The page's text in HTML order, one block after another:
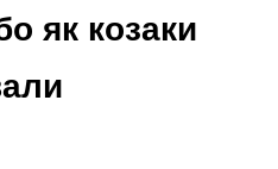
як козаки